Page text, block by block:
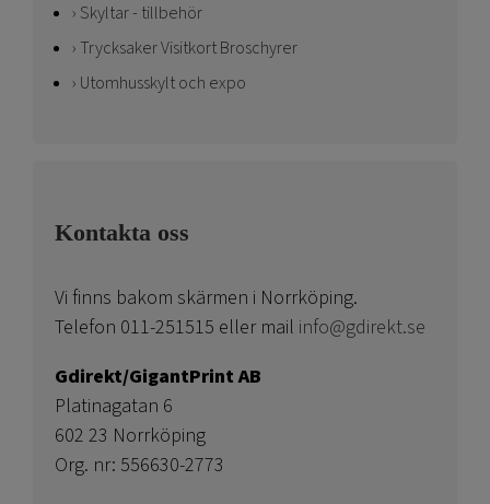
Skyltar - tillbehör
Trycksaker Visitkort Broschyrer
Utomhusskylt och expo
Kontakta oss
Vi finns bakom skärmen i Norrköping.
Telefon 011-251515 eller mail info@gdirekt.se
Gdirekt/GigantPrint AB
Platinagatan 6
602 23 Norrköping
Org. nr: 556630-2773